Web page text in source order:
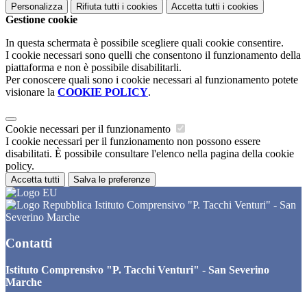
Personalizza Rifiuta tutti i cookies Accetta tutti i cookies
Gestione cookie
In questa schermata è possibile scegliere quali cookie consentire.
I cookie necessari sono quelli che consentono il funzionamento della
piattaforma e non è possibile disabilitarli.
Per conoscere quali sono i cookie necessari al funzionamento potete
visionare la COOKIE POLICY.
Cookie necessari per il funzionamento
I cookie necessari per il funzionamento non possono essere
disabilitati. È possibile consultare l'elenco nella pagina della cookie
policy.
Accetta tutti Salva le preferenze
Istituto Comprensivo "P. Tacchi Venturi" - San
Severino Marche
Contatti
Istituto Comprensivo "P. Tacchi Venturi" - San Severino
Marche